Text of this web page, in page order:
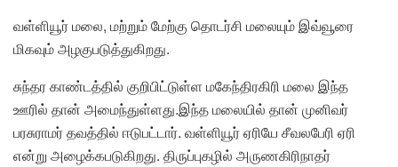
வள்ளியூர் மலை, மற்றும் மேற்கு தொடர்சி மலையும் இவ்வூரை
மிகவும் அழகுபடுத்துகிறது.
சுந்தர காண்டத்தில் குறிபிட்டுள்ள மகேந்திரகிரி மலை இந்த
ஊரில் தான் அமைந்துள்ளது.இந்த மலையில் தான் முனிவர்
பரசுராமர் தவத்தில் ஈடுபட்டார். வள்ளியூர் ஏரியே சீவலபேரி ஏரி
என்று அழைக்கபடுகிறது. திருப்புகழில் அருணகிரிநாதர்